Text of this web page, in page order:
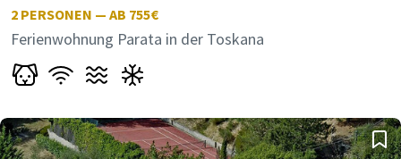
2 PERSONEN — AB 755€
Ferienwohnung Parata in der Toskana